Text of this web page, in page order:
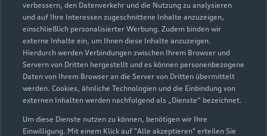
verbessern, den Datenverkehr und die Nutzung zu analysieren
und auf Ihre Interessen zugeschnittene Inhalte anzuzeigen,
einschließlich personalisierter Werbung. Zudem binden wir
externe Inhalte ein, um Ihnen diese Inhalte anzuzeigen.
Hierdurch werden Verbindungen zwischen Ihrem Browser und
Servern von Dritten hergestellt und es können personenbezogene
Daten von Ihrem Browser an die Server von Dritten übermittelt
werden. Cookies, ähnliche Technologien und die Einbindung von
externen Inhalten werden nachfolgend als „Dienste“ bezeichnet.
Um diese Dienste nutzen zu können, benötigen wir Ihre
Einwilligung. Mit einem Klick auf "Alle akzeptieren" erteilen Sie
Wir beraten Sie gerne
und Ansprechpartner.